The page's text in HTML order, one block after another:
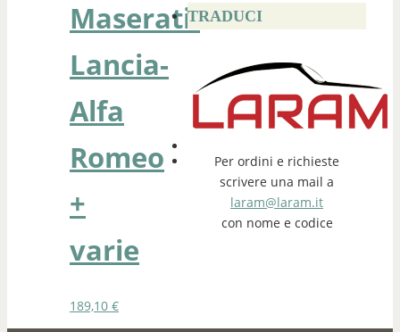
Maserati-
Lancia-
Alfa
Romeo
+
varie
189,10 €
TRADUCI
Per ordini e richieste
scrivere una mail a
laram@laram.it
con nome e codice